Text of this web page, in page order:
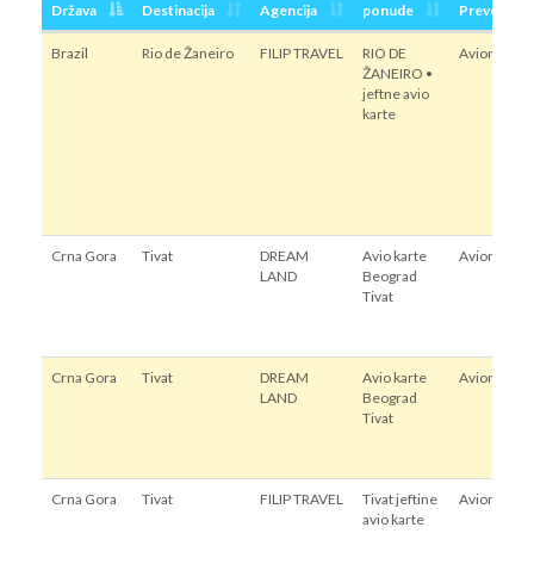
Država Destinacija Agencija
ponude
Prevoz
Brazil Rio de Žaneiro FILIP TRAVEL
RIO DE
ŽANEIRO •
jeftne avio
karte
Avion
Crna Gora Tivat
DREAM
LAND
Avio karte
Beograd
Tivat
Avion
Crna Gora Tivat
DREAM
LAND
Avio karte
Beograd
Tivat
Avion
Crna Gora Tivat FILIP TRAVEL
Tivat jeftine
avio karte
Avion